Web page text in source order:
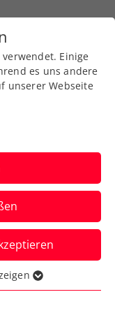
gibt
in
12.01.2025
Einige
es uns andere
unserer Webseite